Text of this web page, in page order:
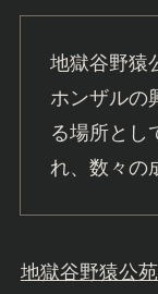
地獄谷野猿
ホンザルの
る場所とし
れ、数々の
地獄谷野猿公